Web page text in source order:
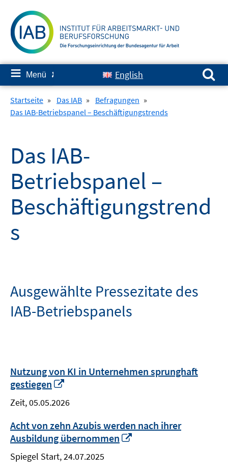
zum
Inhalt
≡ Menü ✘ English
Suchen nach:
Startseite » Das IAB » Befragungen »
Das IAB-Betriebspanel – Beschäftigungstrends
Das IAB-
Betriebspanel –
Beschäftigungstrend
s
Ausgewählte Pressezitate des
IAB-Betriebspanels
Nutzung von KI in Unternehmen sprunghaft
gestiegen
n
u
e
m
Zeit, 05.05.2026
Acht von zehn Azubis werden nach ihrer
Ausbildung übernommen
Spiegel Start, 24.07.2025